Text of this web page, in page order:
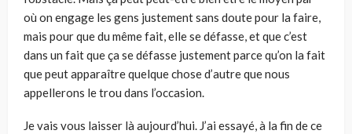
où on engage les gens justement sans doute pour la faire,
mais pour que du même fait, elle se défasse, et que c’est
dans un fait que ça se défasse justement parce qu’on la fait
que peut apparaître quelque chose d’autre que nous
appellerons le trou dans l’occasion.
Je vais vous laisser là aujourd’hui. J’ai essayé, à la fin de ce